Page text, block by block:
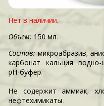
Нет в наличии.
Объем: 150 мл.
Состав: микроабразив,
карбонат кальция
рН-буфер.
Не содержит аммиак,
нефтехимикаты.